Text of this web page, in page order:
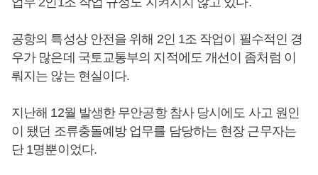
공항의 특성상 안전을 위해 2인 1조 작업이 필수적인 경
우가 많은데 국토교통부의 지적에도 개선이 좀처럼 이
뤄지는 않는 현실이다.
지난해 12월 발생한 무안공항 참사 당시에도 사고 원인
이 됐던 조류충돌예방 업무를 담당하는 현장 근무자는
단 1명뿐이었다.